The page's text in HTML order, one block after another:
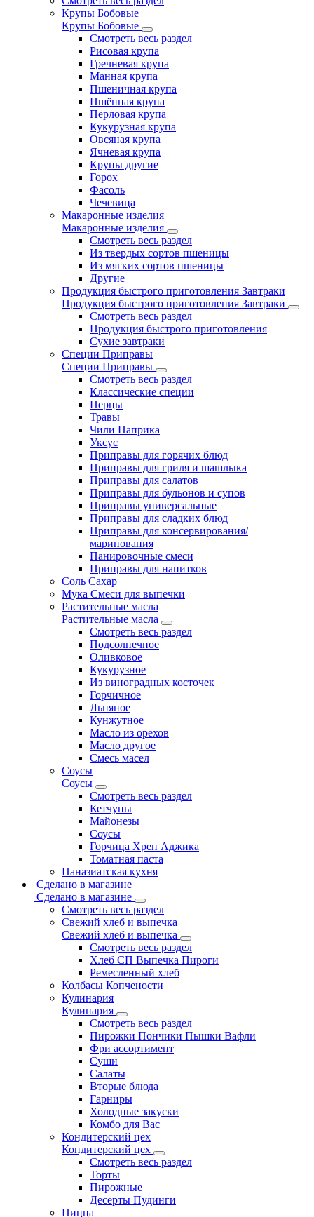
Крупы Бобовые
Крупы Бобовые
Смотреть весь раздел
Рисовая крупа
Гречневая крупа
Манная крупа
Пшеничная крупа
Пшённая крупа
Перловая крупа
Кукурузная крупа
Овсяная крупа
Ячневая крупа
Крупы другие
Горох
Фасоль
Чечевица
Макаронные изделия
Макаронные изделия
Смотреть весь раздел
Из твердых сортов пшеницы
Из мягких сортов пшеницы
Другие
Продукция быстрого приготовления Завтраки
Продукция быстрого приготовления Завтраки
Смотреть весь раздел
Продукция быстрого приготовления
Сухие завтраки
Специи Приправы
Специи Приправы
Смотреть весь раздел
Классические специи
Перцы
Травы
Чили Паприка
Уксус
Приправы для горячих блюд
Приправы для гриля и шашлыка
Приправы для салатов
Приправы для бульонов и супов
Приправы универсальные
Приправы для сладких блюд
Приправы для консервирования/
маринования
Панировочные смеси
Приправы для напитков
Соль Сахар
Мука Смеси для выпечки
Растительные масла
Растительные масла
Смотреть весь раздел
Подсолнечное
Оливковое
Кукурузное
Из виноградных косточек
Горчичное
Льняное
Кунжутное
Масло из орехов
Масло другое
Смесь масел
Соусы
Соусы
Смотреть весь раздел
Кетчупы
Майонезы
Соусы
Горчица Хрен Аджика
Томатная паста
Паназиатская кухня
Сделано в магазине
Сделано в магазине
Смотреть весь раздел
Свежий хлеб и выпечка
Свежий хлеб и выпечка
Смотреть весь раздел
Хлеб СП Выпечка Пироги
Ремесленный хлеб
Колбасы Копчености
Кулинария
Кулинария
Смотреть весь раздел
Пирожки Пончики Пышки Вафли
Фри ассортимент
Суши
Салаты
Вторые блюда
Гарниры
Холодные закуски
Комбо для Вас
Кондитерский цех
Кондитерский цех
Смотреть весь раздел
Торты
Пирожные
Десерты Пудинги
Пицца